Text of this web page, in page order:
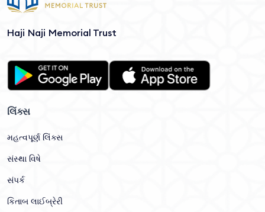
Haji Naji Memorial Trust
લિંક્સ
મહત્વપૂર્ણ લિંક્સ
સંસ્થા વિષે
સંપર્ક
કિતાબ લાઈબ્રેરી